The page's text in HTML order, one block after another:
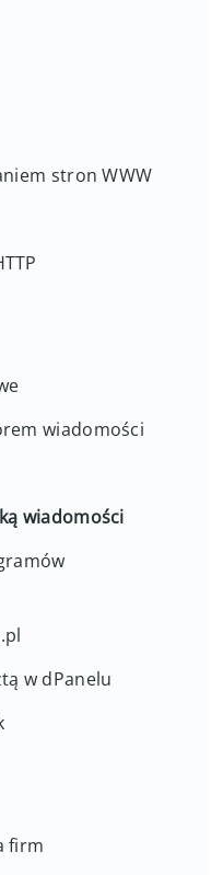
stron WWW
wiadomości
wiadomości
w dPanelu
firm